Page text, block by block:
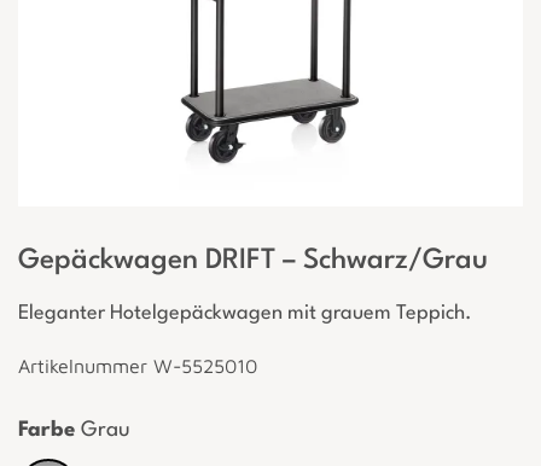
Gepäckwagen DRIFT – Schwarz/Grau
Eleganter Hotelgepäckwagen mit grauem Teppich.
Artikelnummer W-5525010
Farbe Grau